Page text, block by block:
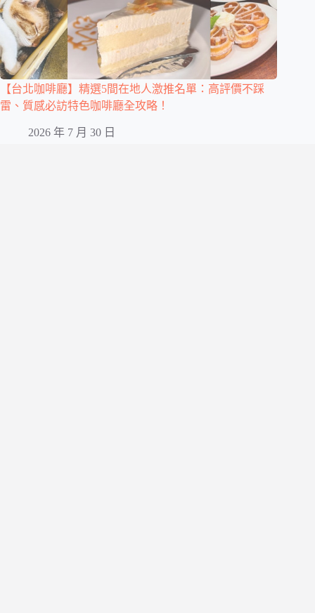
【台北咖啡廳】精選5間在地人激推名單：高評價不踩
雷、質感必訪特色咖啡廳全攻略！
2026 年 7 月 30 日